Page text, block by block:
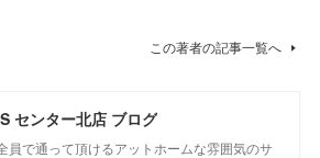
この著者の記事一覧へ
センター北店 ブログ
員で通って頂けるアットホームな雰囲気のサ